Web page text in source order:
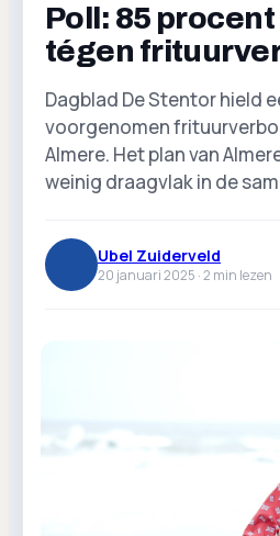
Poll: 85
tégen
Dagblad De Stentor hield
voorgenomen
Almere. Het plan van
weinig draagvlak in de
Ubel Zuiderveld
20 januari 2025 ·2 min lezen